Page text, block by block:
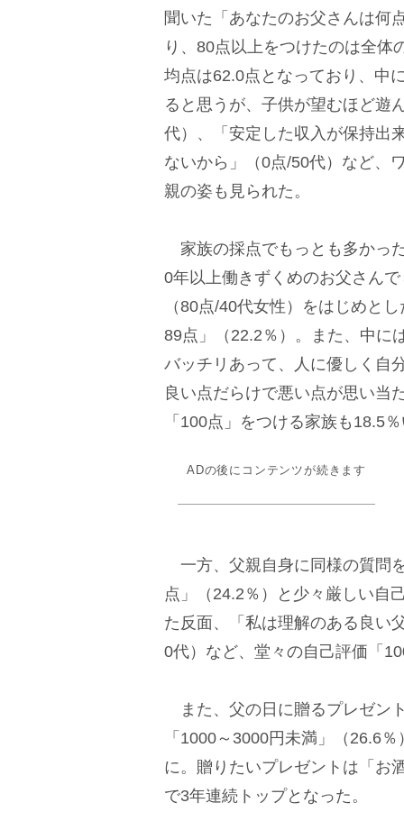
聞いた「あなたのお父さんは何
り、80点以上をつけたのは全体
均点は62.0点となっており、中
ると思うが、子供が望むほど遊
代）、「安定した収入が保持出
ないから」（0点/50代）など、
親の姿も見られた。
家族の採点でもっとも多かっ
0年以上働きずくめのお父さん
（80点/40代女性）をはじめと
89点」（22.2％）。また、中に
バッチリあって、人に優しく自
良い点だらけで悪い点が思い当
「100点」をつける家族も18.5
ADの後にコンテンツが続きます
一方、父親自身に同様の質問
点」（24.2％）と少々厳しい自
た反面、「私は理解のある良い
0代）など、堂々の自己評価「
また、父の日に贈るプレゼン
「1000～3000円未満」（26.6
に。贈りたいプレゼントは「お
で3年連続トップとなった。